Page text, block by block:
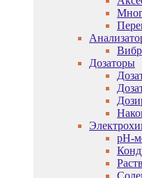
Дозаторы
pH-